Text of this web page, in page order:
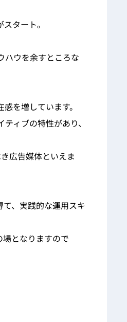
タート。
ハウを余すところな
を増しています。
ィブの特性があり、
広告媒体といえま
、実践的な運用スキ
となりますので